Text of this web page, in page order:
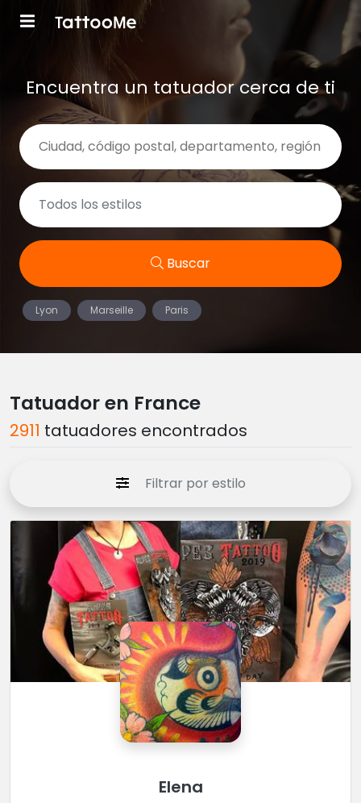
Encuentra un tatuador cerca de ti
Buscar
Lyon Marseille Paris
Tatuador en France
2911 tatuadores encontrados
Filtrar por estilo
Elena